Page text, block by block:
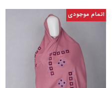
اتمام موجودی